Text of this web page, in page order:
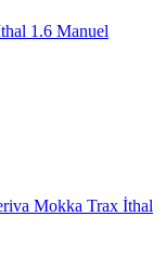
1.6 Manuel
Mokka Trax İthal